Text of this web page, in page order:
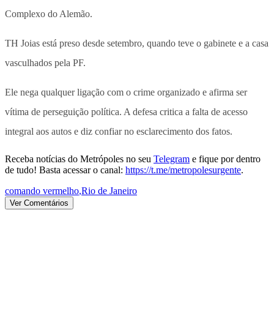
Complexo do Alemão.
TH Joias está preso desde setembro, quando teve o gabinete e a casa
vasculhados pela PF.
Ele nega qualquer ligação com o crime organizado e afirma ser
vítima de perseguição política. A defesa critica a falta de acesso
integral aos autos e diz confiar no esclarecimento dos fatos.
Receba notícias do Metrópoles no seu Telegram e fique por dentro
de tudo! Basta acessar o canal: https://t.me/metropolesurgente.
comando vermelho,Rio de Janeiro
Ver Comentários